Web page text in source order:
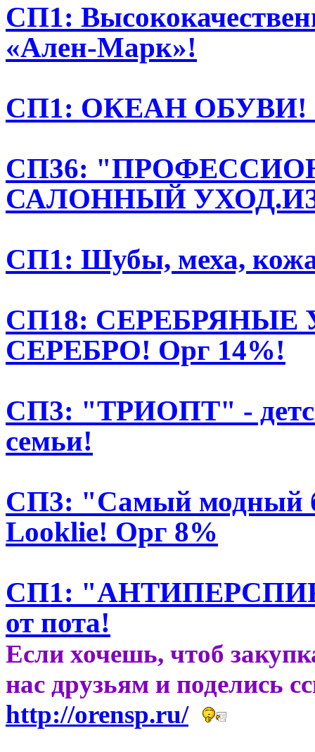
СП1:
«Ален-Марк»!
СП1: ОКЕАН ОБУВИ!
СП36:
САЛОННЫЙ
СП1: Шубы, меха,
СП18:
СЕРЕБРО! Орг 14%!
СП3: "ТРИОПТ" -
семьи!
СП3: "Самый модный
Looklie! Орг 8%
СП1:
от пота!
Если хочешь, чтоб
нас друзьям и поделись
http://orensp.ru/